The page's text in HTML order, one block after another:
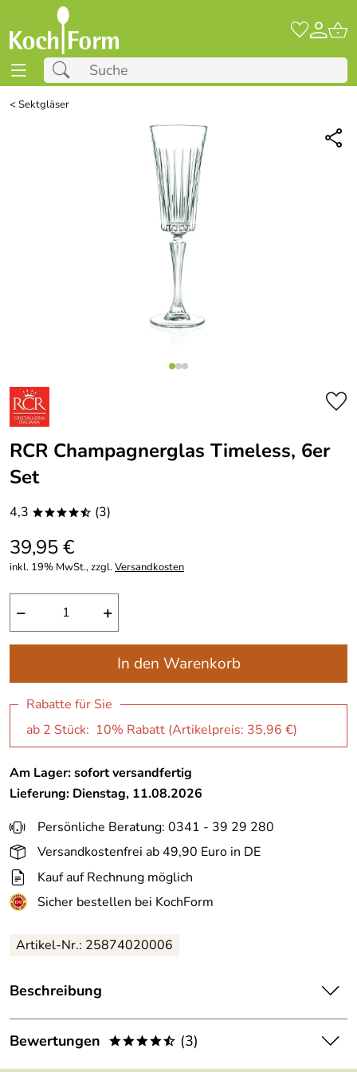
<Sektgläser
RCR Champagnerglas Timeless, 6er
Set
4,3 ****/ (3)
39,95 €
inkl. 19% MwSt., zzgl.Versandkosten
− +
In den Warenkorb
Rabatte für Sie
ab 2 Stück: 10% Rabatt (Artikelpreis: 35,96 €)
Am Lager: sofort versandfertig
Lieferung: Dienstag, 11.08.2026
Persönliche Beratung: 0341 - 39 29 280
Versandkostenfrei ab 49,90 Euro in DE
Kauf auf Rechnung möglich
Sicher bestellen bei KochForm
Artikel-Nr.: 25874020006
Beschreibung
RCRChampagnerglas Timeless, 6er Set. Zeitlose Eleganz
ein Leben lang.
Mit der Serie Timeless von RCR gestalten Sie jede Tafel
Bewertungen ****/ (3)